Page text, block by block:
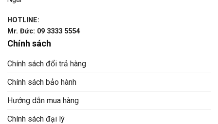
HOTLINE:
Mr. Đức: 09 3333 5554
Chính sách
Chính sách đổi trả hàng
Chính sách bảo hành
Hướng dẫn mua hàng
Chính sách đại lý